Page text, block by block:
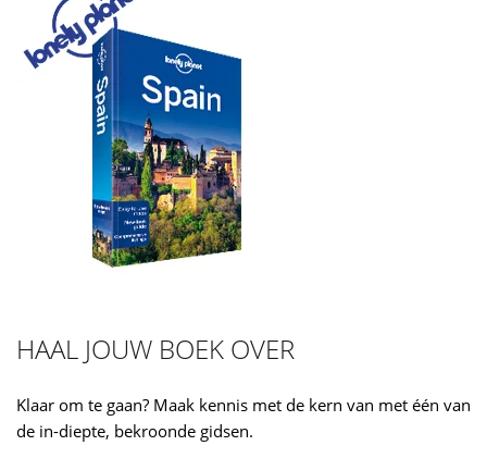
HAAL JOUW BOEK OVER
Klaar om te gaan? Maak kennis met de kern van met één van
de in-diepte, bekroonde gidsen.